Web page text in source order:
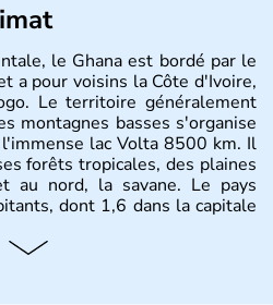
le Ghana est bordé par le
a pour voisins la Côte d'Ivoire,
Le territoire généralement
montagnes basses s'organise
lac Volta 8500 km. Il
forêts tropicales, des plaines
au nord, la savane. Le pays
dont 1,6 dans la capitale